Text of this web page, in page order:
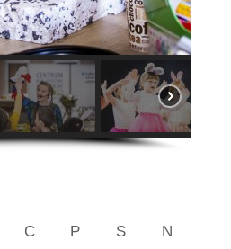
C P S N